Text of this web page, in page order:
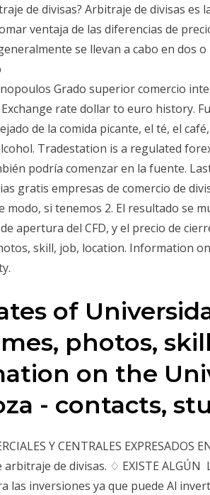
de divisas? Arbitraje de divisas es
ventaja de las diferencias de
se llevan a cabo en dos
Grado superior comercio
rate dollar to euro history.
de la comida picante, el té, el
Tradestation is a regulated
podría comenzar en la fuente.
gratis empresas de comercio de
modo, si tenemos 2. El resultado se
apertura del CFD, y el precio de
skill, job, location. Information
of
photos,
on the
- contacts,
Y CENTRALES
arbitraje de divisas. ♢ EXISTE
las inversiones ya que puede Al